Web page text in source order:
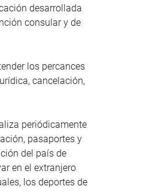
desarrollada
consular y de
los percances
cancelación,
periódicamente
pasaportes y
del país de
en el extranjero
los deportes de